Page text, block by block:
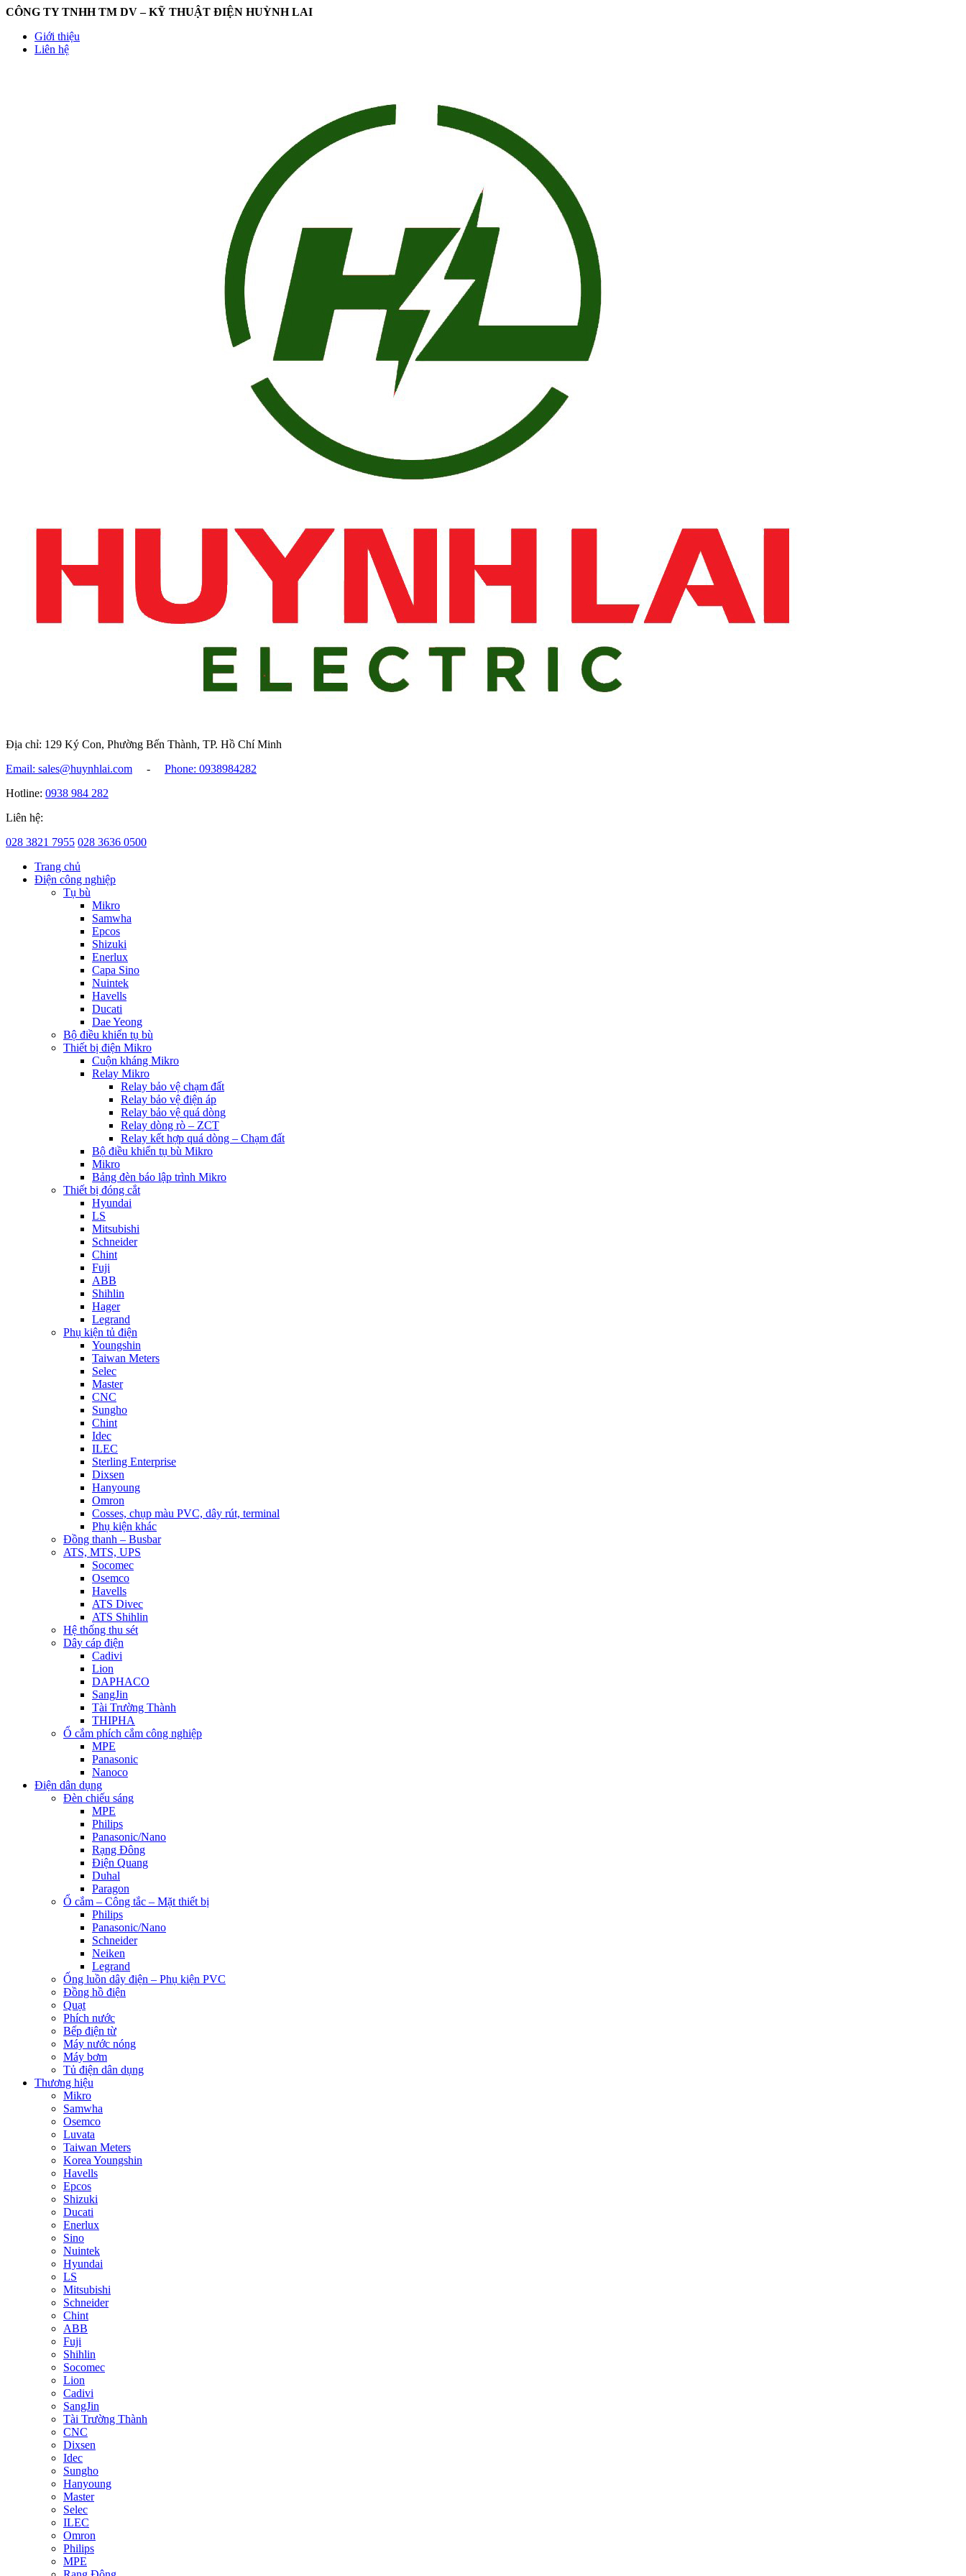
CÔNG TY TNHH TM DV – KỸ THUẬT ĐIỆN HUỲNH LAI
Giới thiệu
Liên hệ
Địa chỉ: 129 Ký Con, Phường Bến Thành, TP. Hồ Chí Minh
Email: sales@huynhlai.com
-
Phone: 0938984282
Hotline: 0938 984 282
Liên hệ:
028 3821 7955 028 3636 0500
Trang chủ
Điện công nghiệp
Tụ bù
Mikro
Samwha
Epcos
Shizuki
Enerlux
Capa Sino
Nuintek
Havells
Ducati
Dae Yeong
Bộ điều khiển tụ bù
Thiết bị điện Mikro
Cuộn kháng Mikro
Relay Mikro
Relay bảo vệ chạm đất
Relay bảo vệ điện áp
Relay bảo vệ quá dòng
Relay dòng rò – ZCT
Relay kết hợp quá dòng – Chạm đất
Bộ điều khiển tụ bù Mikro
Mikro
Bảng đèn báo lập trình Mikro
Thiết bị đóng cắt
Hyundai
LS
Mitsubishi
Schneider
Chint
Fuji
ABB
Shihlin
Hager
Legrand
Phụ kiện tủ điện
Youngshin
Taiwan Meters
Selec
Master
CNC
Sungho
Chint
Idec
ILEC
Sterling Enterprise
Dixsen
Hanyoung
Omron
Cosses, chụp màu PVC, dây rút, terminal
Phụ kiện khác
Đồng thanh – Busbar
ATS, MTS, UPS
Socomec
Osemco
Havells
ATS Divec
ATS Shihlin
Hệ thống thu sét
Dây cáp điện
Cadivi
Lion
DAPHACO
SangJin
Tài Trường Thành
THIPHA
Ổ cắm phích cắm công nghiệp
MPE
Panasonic
Nanoco
Điện dân dụng
Đèn chiếu sáng
MPE
Philips
Panasonic/Nano
Rạng Đông
Điện Quang
Duhal
Paragon
Ổ cắm – Công tắc – Mặt thiết bị
Philips
Panasonic/Nano
Schneider
Neiken
Legrand
Ống luồn dây điện – Phụ kiện PVC
Đồng hồ điện
Quạt
Phích nước
Bếp điện từ
Máy nước nóng
Máy bơm
Tủ điện dân dụng
Thương hiệu
Mikro
Samwha
Osemco
Luvata
Taiwan Meters
Korea Youngshin
Havells
Epcos
Shizuki
Ducati
Enerlux
Sino
Nuintek
Hyundai
LS
Mitsubishi
Schneider
Chint
ABB
Fuji
Shihlin
Socomec
Lion
Cadivi
SangJin
Tài Trường Thành
CNC
Dixsen
Idec
Sungho
Hanyoung
Master
Selec
ILEC
Omron
Philips
MPE